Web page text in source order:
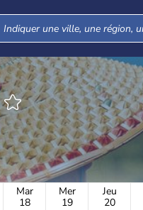
Mar
18
Mer
19
Jeu
20